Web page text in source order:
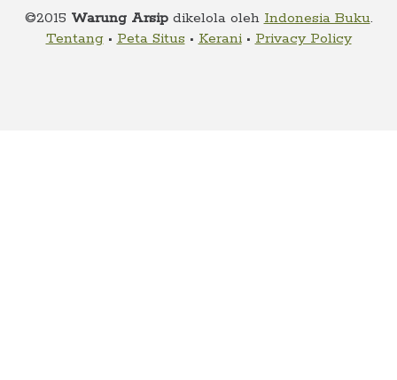
menu
Alamat
©2015 Warung Arsipdikelola oleh Indonesia Buku.
Tentang• Peta Situs • Kerani• Privacy Policy